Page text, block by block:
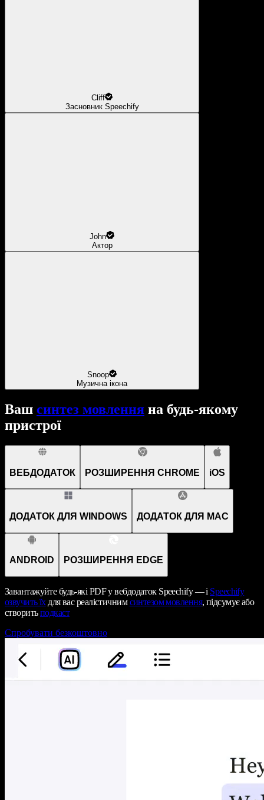
Cliff
Засновник Speechify
John
Актор
Snoop
Музична ікона
Ваш синтез мовлення на будь-якому
пристрої
ВЕБДОДАТОК РОЗШИРЕННЯ CHROME iOS
ДОДАТОК ДЛЯ WINDOWS ДОДАТОК ДЛЯ MAC
ANDROID РОЗШИРЕННЯ EDGE
Завантажуйте будь-які PDF у вебдодаток Speechify — і Speechify
озвучить їхдля вас реалістичнимсинтезом мовлення, підсумує або
створитьподкаст
Спробувати безкоштовно